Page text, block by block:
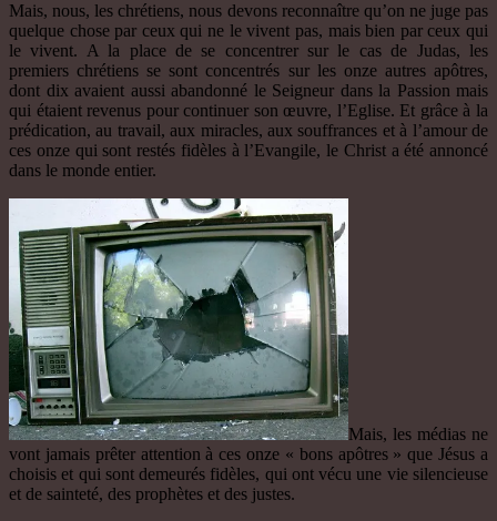
Mais, nous, les chrétiens, nous devons reconnaître qu’on ne juge pas
quelque chose par ceux qui ne le vivent pas, mais bien par ceux qui
le vivent. A la place de se concentrer sur le cas de Judas, les
premiers chrétiens se sont concentrés sur les onze autres apôtres,
dont dix avaient aussi abandonné le Seigneur dans la Passion mais
qui étaient revenus pour continuer son œuvre, l’Eglise. Et grâce à la
prédication, au travail, aux miracles, aux souffrances et à l’amour de
ces onze qui sont restés fidèles à l’Evangile, le Christ a été annoncé
dans le monde entier.
Mais, les médias ne
vont jamais prêter attention à ces onze « bons apôtres » que Jésus a
choisis et qui sont demeurés fidèles, qui ont vécu une vie silencieuse
et de sainteté, des prophètes et des justes.